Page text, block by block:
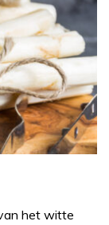
het witte